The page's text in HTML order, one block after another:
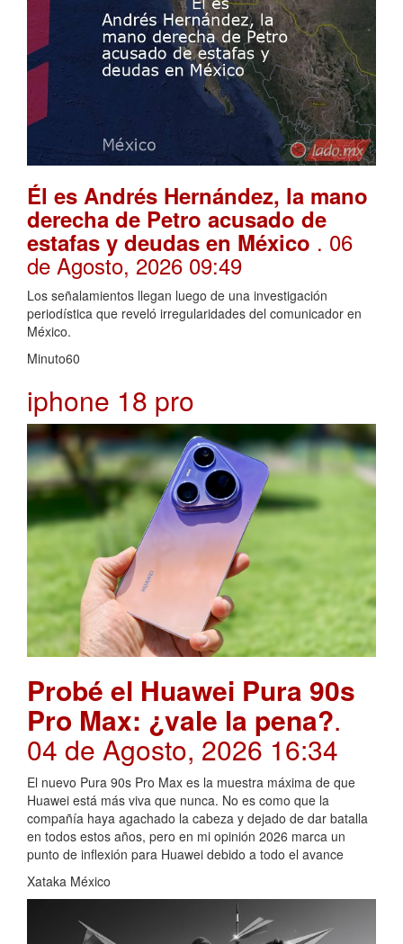
Él es Andrés Hernández, la mano
derecha de Petro acusado de
estafas y deudas en México . 06
de Agosto, 2026 09:49
Los señalamientos llegan luego de una investigación
periodística que reveló irregularidades del comunicador en
México.
Minuto60
iphone 18 pro
Probé el Huawei Pura 90s
Pro Max: ¿vale la pena?.
04 de Agosto, 2026 16:34
El nuevo Pura 90s Pro Max es la muestra máxima de que
Huawei está más viva que nunca. No es como que la
compañía haya agachado la cabeza y dejado de dar batalla
en todos estos años, pero en mi opinión 2026 marca un
punto de inflexión para Huawei debido a todo el avance
Xataka México